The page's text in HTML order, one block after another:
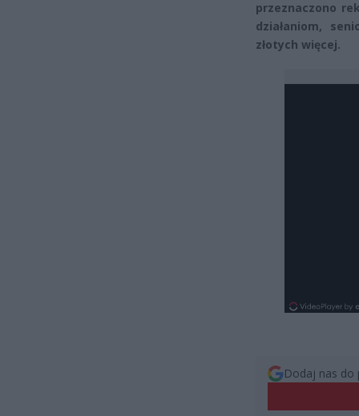
przeznaczono
działaniom,
złotych więcej.
Dodaj nas do